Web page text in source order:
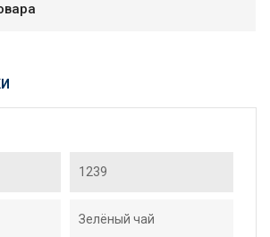
1239
Зелёный чай